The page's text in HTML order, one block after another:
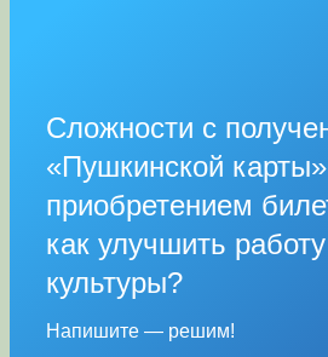
Сложности с
«Пушкинской
приобретением
как улучшить
культуры?
Напишите — решим!